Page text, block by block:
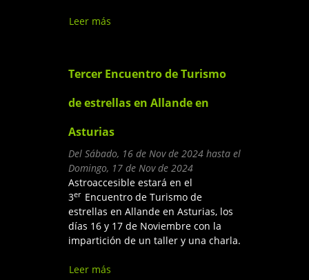
Leer más
Tercer Encuentro de Turismo
de estrellas en Allande en
Asturias
Del Sábado, 16 de Nov de 2024 hasta el
Domingo, 17 de Nov de 2024
Astroaccesible estará en el
3er Encuentro de Turismo de
estrellas en Allande en Asturias, los
días 16 y 17 de Noviembre con la
impartición de un taller y una charla.
Leer más